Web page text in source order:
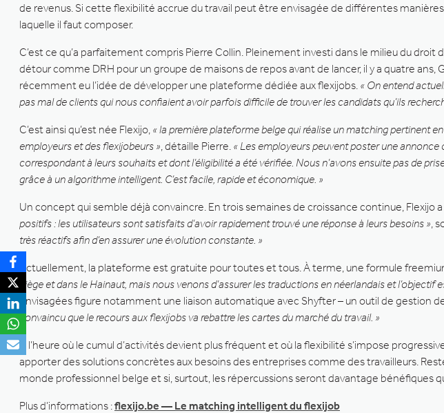
de revenus. Si cette flexibilité accrue du travail peut être envisagée de différentes
laquelle il faut composer.
C’est ce qu’a parfaitement compris Pierre Collin. Pleinement investi dans le milieu du
détour comme DRH pour un groupe de maisons de repos avant de lancer, il y a quatre
récemment eu l’idée de développer une plateforme dédiée aux flexijobs. « On entend
pas mal de clients qui nous confiaient avoir parfois difficile de trouver les candidats qu’ils
C’est ainsi qu’est née Flexijo, « la première plateforme belge qui réalise un matching pertinent
employeurs et des flexijobeurs », détaille Pierre. « Les employeurs peuvent poster une
correspondant à leurs souhaits et dont l’éligibilité a été vérifiée. Nous n’avons ensuite pas de
grâce à un algorithme intelligent. C’est facile, rapide et économique. »
Un concept qui semble déjà convaincre. En trois semaines de croissance continue, Flexijo
positifs : les utilisateurs sont satisfaits d’avoir rapidement trouvé une réponse à leurs besoins »,
très réactifs afin d’en assurer une évolution constante. »
Actuellement, la plateforme est gratuite pour toutes et tous. À terme, une formule
Liège et dans le Hainaut, mais nous venons d’assurer les traductions en néerlandais et l’objectif
envisagées figure notamment une liaison automatique avec Shyfter – un outil de
convaincu que le recours aux flexijobs va rebattre les cartes du marché du travail. »
À l’heure où le cumul d’activités devient plus fréquent et où la flexibilité s’impose
apporter des solutions concrètes aux besoins des entreprises comme des travailleurs.
monde professionnel belge et si, surtout, les répercussions seront davantage bénéfiques
Plus d’informations :flexijo.be — Le matching intelligent du flexijob